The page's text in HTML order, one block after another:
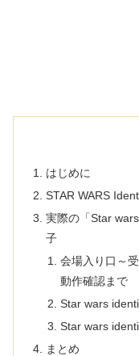
はじめに
STAR WARS
実際の「Star
子
会場入り口～
動作確認まで
Star wars
Star wars
まとめ